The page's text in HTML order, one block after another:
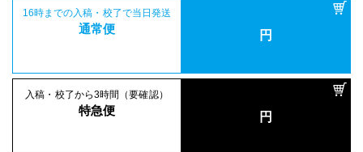
16時までの入稿・校了で当日発送
通常便 円
入稿・校了から3時間（要確認）
特急便 円